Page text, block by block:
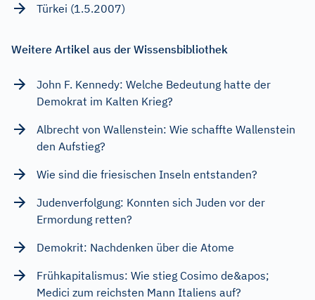
Türkei (1.5.2007)
Weitere Artikel aus der Wissensbibliothek
John F. Kennedy: Welche Bedeutung hatte der
Demokrat im Kalten Krieg?
Albrecht von Wallenstein: Wie schaffte Wallenstein
den Aufstieg?
Wie sind die friesischen Inseln entstanden?
Judenverfolgung: Konnten sich Juden vor der
Ermordung retten?
Demokrit: Nachdenken über die Atome
Frühkapitalismus: Wie stieg Cosimo de&apos;
Medici zum reichsten Mann Italiens auf?